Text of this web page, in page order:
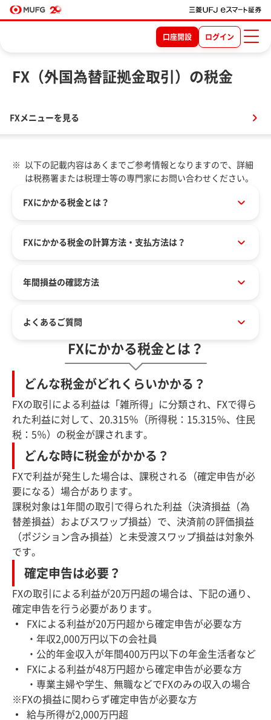
口座開設 ログイン
FX（外国為替証拠金取引）の税金
以下の記載内容はあくまでご参考情報となりますので、詳細
は税務署または税理士等の専門家にお問い合わせください。
FXにかかる税金とは？
FXにかかる税金の計算方法・支払方法は？
年間損益の確認方法
よくあるご質問
FXにかかる税金とは？
どんな税金がどれくらいかかる？
FXの取引による利益は「雑所得」に分類され、FXで得ら
れた利益に対して、20.315％（所得税：15.315％、住民
税：5％）の税金が課されます。
どんな時に税金がかかる？
FXで利益が発生した場合は、課税される（確定申告が必
要になる）場合があります。
課税対象は1年間の取引で得られた利益（決済損益（為
替差損益）およびスワップ損益）で、決済前の評価損益
（ポジション含み損益）と未受渡スワップ損益は対象外
です。
確定申告は必要？
FXの取引による利益が20万円超の場合は、下記の通り、
確定申告を行う必要があります。
FXによる利益が20万円超から確定申告が必要な方
・年収2,000万円以下の会社員
・公的年金収入が年間400万円以下の年金生活者など
FXによる利益が48万円超から確定申告が必要な方
・専業主婦や学生、無職などでFXのみの収入の場合
※FXの損益に関わらず確定申告が必要な方
給与所得が2,000万円超
FXメニューを見る